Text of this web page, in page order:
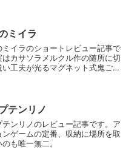
度が高い。4人プレイ推奨。
ミイラ
ミイラのショートレビュー記事で
はカサソラメルクル作の随所に切
い工夫が光るマグネット式鬼ごっ
テンリノ
テンリノのレビュー記事です。ア
ンゲームの定番、収納に場所を取
も唯一無二。